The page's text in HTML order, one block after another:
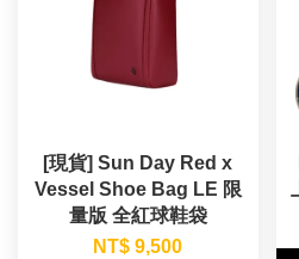
[現貨] Sun Day Red x
Vessel Shoe Bag LE 限
量版 全紅球鞋袋
NT$ 9,500